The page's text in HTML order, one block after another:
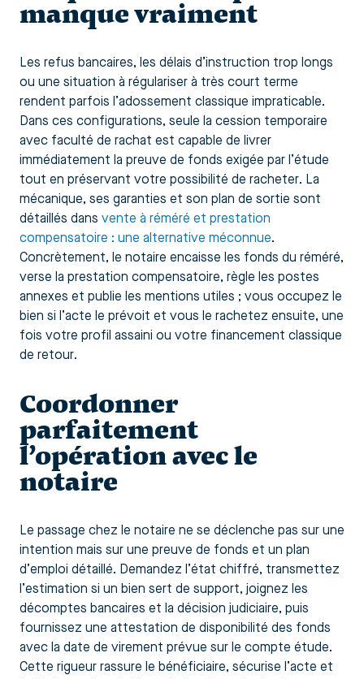
manque vraiment
Les refus bancaires, les délais d’instruction trop longs
ou une situation à régulariser à très court terme
rendent parfois l’adossement classique impraticable.
Dans ces configurations, seule la cession temporaire
avec faculté de rachat est capable de livrer
immédiatement la preuve de fonds exigée par l’étude
tout en préservant votre possibilité de racheter. La
mécanique, ses garanties et son plan de sortie sont
détaillés dans vente à réméré et prestation
compensatoire : une alternative méconnue.
Concrètement, le notaire encaisse les fonds du réméré,
verse la prestation compensatoire, règle les postes
annexes et publie les mentions utiles ; vous occupez le
bien si l’acte le prévoit et vous le rachetez ensuite, une
fois votre profil assaini ou votre financement classique
de retour.
Coordonner
parfaitement
l’opération avec le
notaire
Le passage chez le notaire ne se déclenche pas sur une
intention mais sur une preuve de fonds et un plan
d’emploi détaillé. Demandez l’état chiffré, transmettez
l’estimation si un bien sert de support, joignez les
décomptes bancaires et la décision judiciaire, puis
fournissez une attestation de disponibilité des fonds
avec la date de virement prévue sur le compte étude.
Cette rigueur rassure le bénéficiaire, sécurise l’acte et